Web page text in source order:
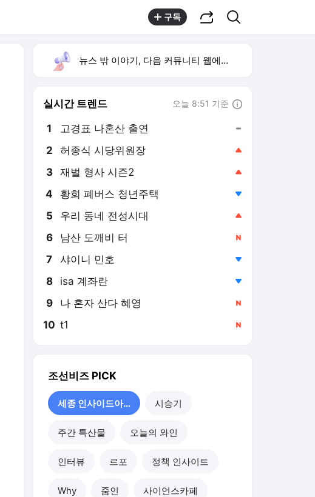
구독
뉴스 밖 이야기, 다음 커뮤니티 웹에서 보기
실시간 트렌드 오늘 8:51 기준
1 고경표 나혼산 출연
2 허종식 시당위원장
3 재벌 형사 시즌2
4 황희 폐버스 청년주택
5 우리 동네 전성시대
6 남산 도깨비 터
7 샤이니 민호
8 isa 계좌란
9 나 혼자 산다 혜영
10 t1
조선비즈 PICK
세종 인사이드아웃 시승기
주간 특산물 오늘의 와인
인터뷰 르포 정책 인사이트
Why 줌인 사이언스카페